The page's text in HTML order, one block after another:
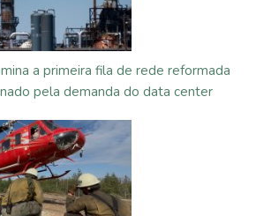
a primeira fila de rede reformada
pela demanda do data center